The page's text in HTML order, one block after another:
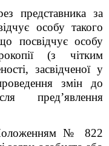
представника за
особу такого
посвідчує особу
(з чітким
засвідченої у
змін до
пред’явлення
№ 822